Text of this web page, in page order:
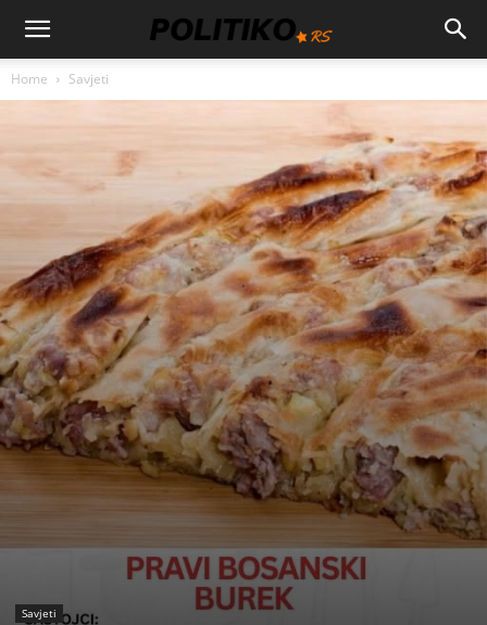
Home Savjeti
Savjeti